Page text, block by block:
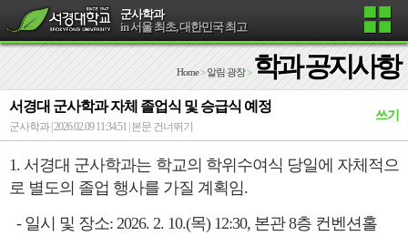
군사학과
in 서울 최초, 대한민국 최고
Home> 알림 광장> 학과 공지사항
서경대 군사학과 자체 졸업식 및 승급식 예정
쓰기
군사학과 | 2026.02.09 11:34:51 | 본문 건너뛰기
1. 서경대 군사학과는 학교의 학위수여식 당일에 자체적으
로 별도의 졸업 행사를 가질 계획임.
- 일시 및 장소: 2026. 2. 10.(목) 12:30, 본관 8층 컨벤션홀